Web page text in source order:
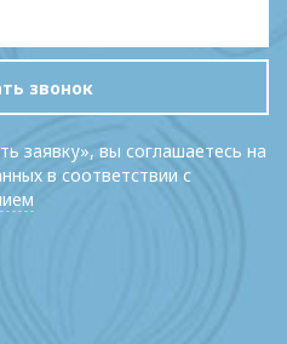
звонок
заявку», вы соглашаетесь на
в соответствии с